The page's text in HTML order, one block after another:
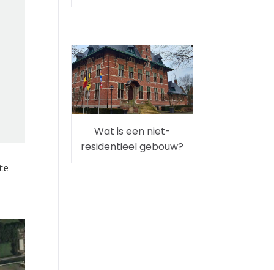
Wat is een niet-
residentieel gebouw?